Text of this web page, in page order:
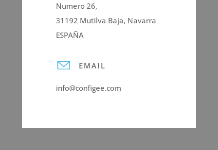
Numero 26,
31192 Mutilva Baja, Navarra
ESPAÑA
EMAIL
info@configee.com